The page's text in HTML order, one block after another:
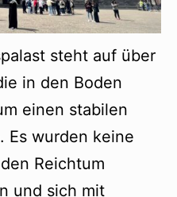
steht auf über
in den Boden
einen stabilen
Es wurden keine
Reichtum
und sich mit